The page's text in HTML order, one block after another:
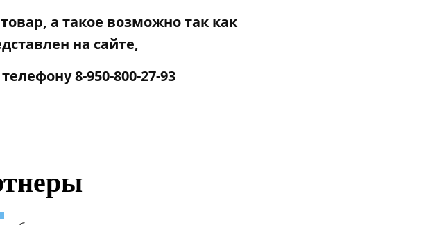
а такое возможно так как
на сайте,
8-950-800-27-93